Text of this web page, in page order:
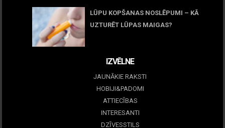
LŪPU KOPŠANAS NOSLĒPUMI – KĀ
UZTURĒT LŪPAS MAIGAS?
IZVĒLNE
JAUNĀKIE RAKSTI
HOBIJI&PADOMI
ATTIECĪBAS
INTERESANTI
DZĪVESSTILS